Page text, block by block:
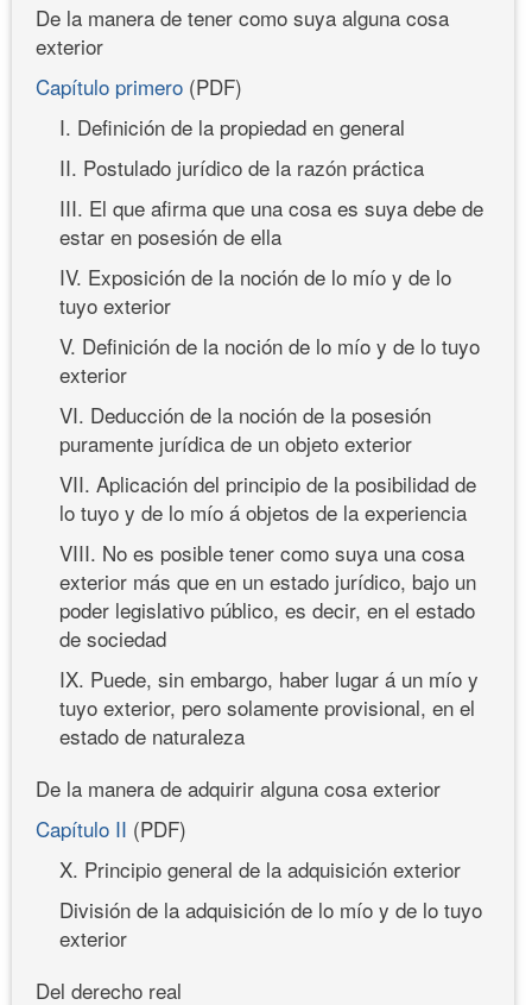
De la manera de tener como suya alguna cosa
exterior
Capítulo primero (PDF)
I. Definición de la propiedad en general
II. Postulado jurídico de la razón práctica
III. El que afirma que una cosa es suya debe de
estar en posesión de ella
IV. Exposición de la noción de lo mío y de lo
tuyo exterior
V. Definición de la noción de lo mío y de lo tuyo
exterior
VI. Deducción de la noción de la posesión
puramente jurídica de un objeto exterior
VII. Aplicación del principio de la posibilidad de
lo tuyo y de lo mío á objetos de la experiencia
VIII. No es posible tener como suya una cosa
exterior más que en un estado jurídico, bajo un
poder legislativo público, es decir, en el estado
de sociedad
IX. Puede, sin embargo, haber lugar á un mío y
tuyo exterior, pero solamente provisional, en el
estado de naturaleza
De la manera de adquirir alguna cosa exterior
Capítulo II (PDF)
X. Principio general de la adquisición exterior
División de la adquisición de lo mío y de lo tuyo
exterior
Del derecho real